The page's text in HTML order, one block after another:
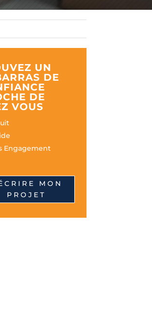
UN
DE
DE
VOUS
Engagement
MON
PROJET